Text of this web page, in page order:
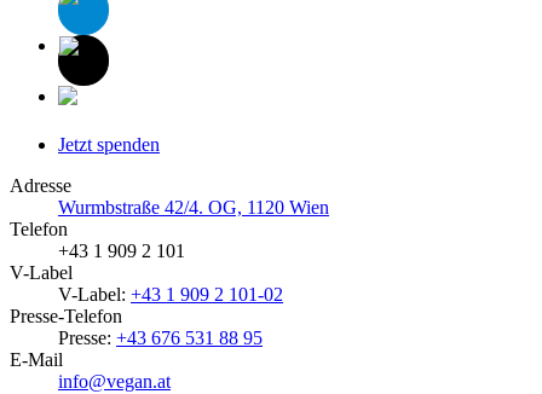
Jetzt spenden
Adresse
Wurmbstraße 42/4. OG, 1120 Wien
Telefon
+43 1 909 2 101
V-Label
V-Label: +43 1 909 2 101-02
Presse-Telefon
Presse: +43 676 531 88 95
E-Mail
info@vegan.at